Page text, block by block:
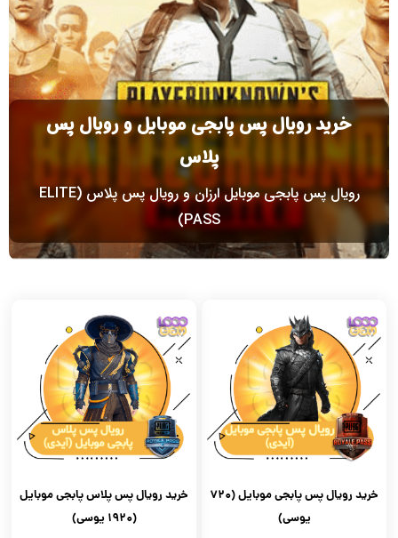
خرید رویال پس پابجی موبایل و رویال پس
پلاس
رویال پس پابجی موبایل ارزان و رویال پس پلاس (ELITE
PASS)
خرید رویال پس پابجی موبایل (720
یوسی)
خرید رویال پس پلاس پابجی موبایل
(1920 یوسی)